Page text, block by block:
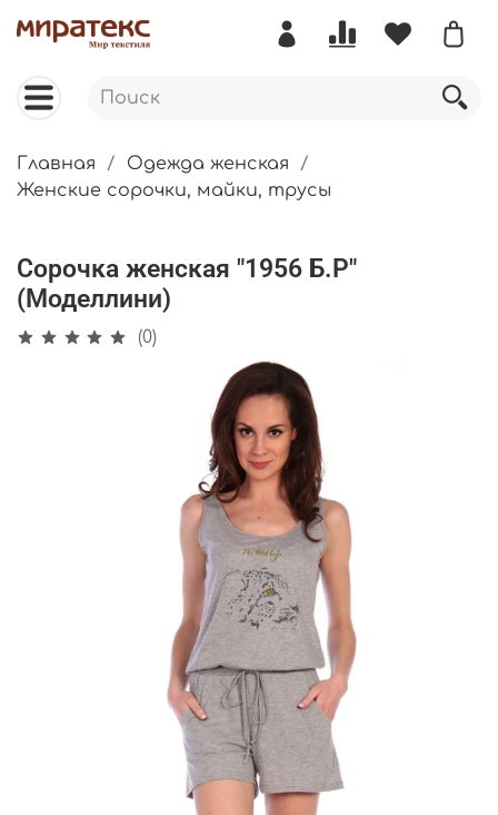
Главная
Одежда женская
Женские сорочки, майки, трусы
Сорочка женская "1956 Б.Р"
(Моделлини)
(0)